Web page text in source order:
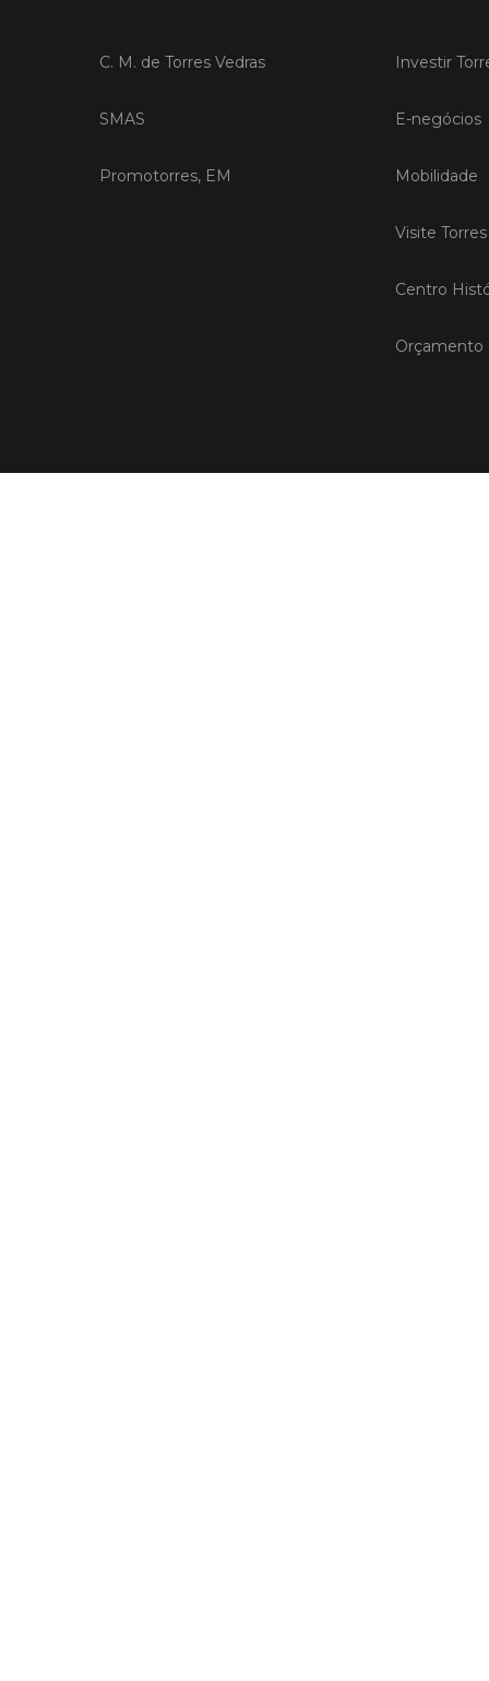
C. M. de Torres Vedras
SMAS
Promotorres, EM
Investir
E-negócios
Mobilidade
Visite
Centro
Orçamento